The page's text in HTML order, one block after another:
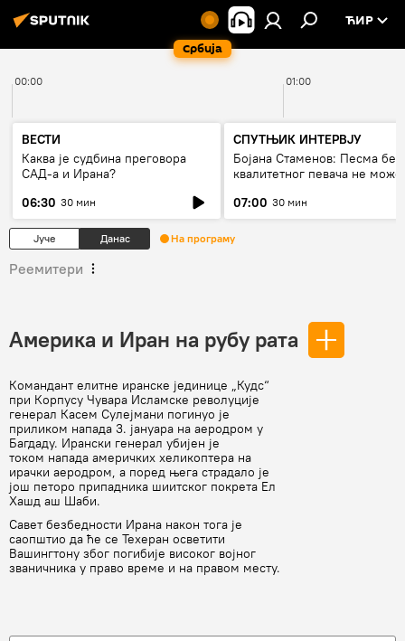
Србија
ЋИР
00:00 01:00
ВЕСТИ
Каква је судбина преговора
САД-а и Ирана?
06:30 30 мин
СПУТЊИК ИНТЕРВЈУ
Бојана Стаменов: Песма без
квалитетног певача не може
07:00 30 мин
Јуче Данас На програму
Реемитери
Америка и Иран на рубу рата
Командант елитне иранске јединице „Кудс“
при Корпусу Чувара Исламске револуције
генерал Касем Сулејмани погинуо је
приликом напада 3. јануара на аеродром у
Багдаду. Ирански генерал убијен је
током напада америчких хеликоптера на
ирачки аеродром, а поред њега страдало је
још петоро припадника шиитског покрета Ел
Хашд аш Шаби.
Савет безбедности Ирана након тога је
саопштио да ће се Техеран осветити
Вашингтону због погибије високог војног
званичника у право време и на правом месту.